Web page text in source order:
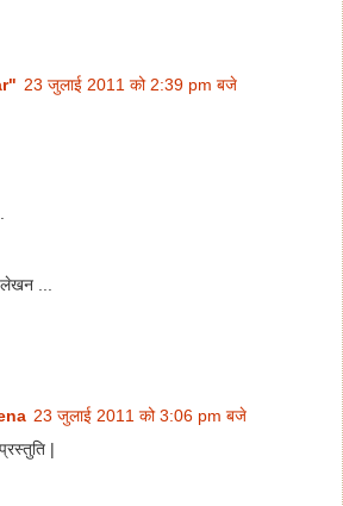
23 जुलाई 2011 को 2:39 pm बजे
लेखन ...
23 जुलाई 2011 को 3:06 pm बजे
|